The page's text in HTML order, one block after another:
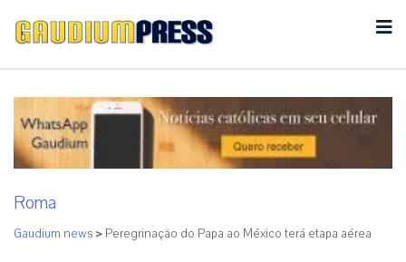
Roma
Gaudium news > Peregrinação do Papa ao México terá etapa aérea